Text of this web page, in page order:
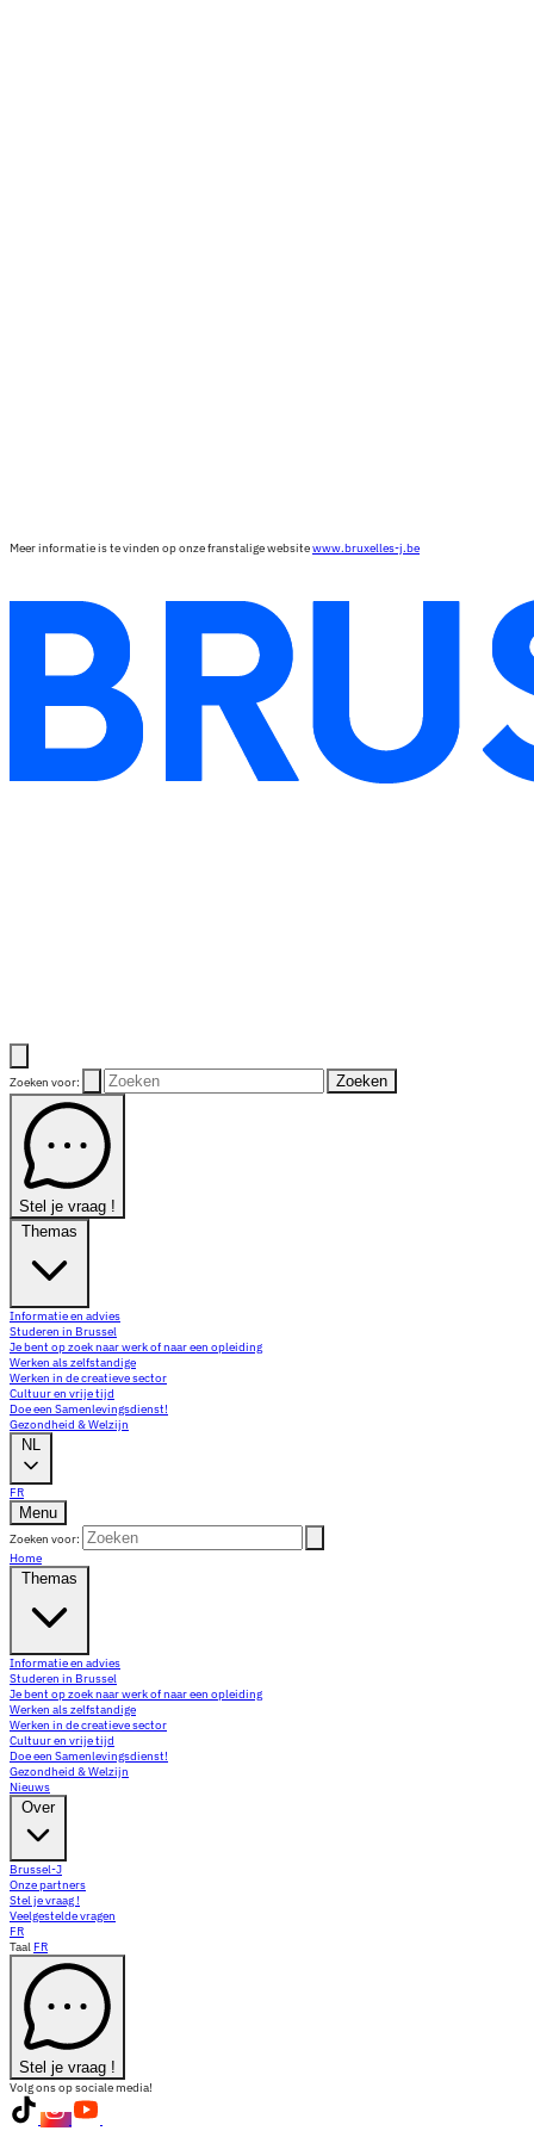
Meer informatie is te vinden op onze franstalige websitewww.bruxelles-j.be
Zoeken voor: Zoeken
Stel je vraag !
Themas
Informatie en advies
Studeren in Brussel
Je bent op zoek naar werk of naar een opleiding
Werken als zelfstandige
Werken in de creatieve sector
Cultuur en vrije tijd
Doe een Samenlevingsdienst!
Gezondheid & Welzijn
NL
FR
Menu
Zoeken voor:
Home
Themas
Informatie en advies
Studeren in Brussel
Je bent op zoek naar werk of naar een opleiding
Werken als zelfstandige
Werken in de creatieve sector
Cultuur en vrije tijd
Doe een Samenlevingsdienst!
Gezondheid & Welzijn
Nieuws
Over
Brussel-J
Onze partners
Stel je vraag !
Veelgestelde vragen
FR
Taal FR
Stel je vraag !
Volg ons op sociale media!